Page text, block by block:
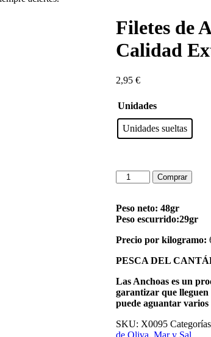
Filetes de
Calidad
2,95 €
Unidades
Unidades sueltas
Filetes
de
en
Aceite
Oliva
y
Calidad
Extra
cantidad
Comprar
Peso neto: 48gr
Peso escurrido:29gr
Precio por kilogramo:
PESCA DEL
Las Anchoas es un
garantizar que lleguen
puede aguantar varios
SKU: X0095
de Oliva, Mar y Sal